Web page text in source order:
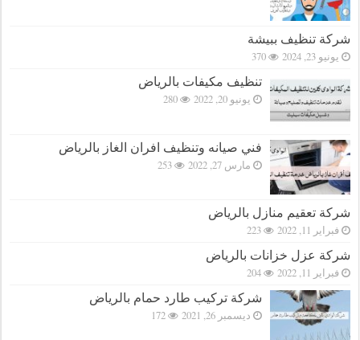
شركة تنظيف ببيشة
يونيو 23, 2024 370
تنظيف مكيفات بالرياض
يونيو 20, 2022 280
فني صيانه وتنظيف افران الغاز بالرياض
مارس 27, 2022 253
شركة تعقيم منازل بالرياض
فبراير 11, 2022 223
شركة عزل خزانات بالرياض
فبراير 11, 2022 204
شركة تركيب طارد حمام بالرياض
ديسمبر 26, 2021 172